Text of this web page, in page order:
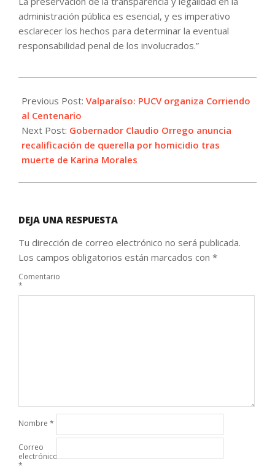
administración pública es esencial, y es imperativo
esclarecer los hechos para determinar la eventual
responsabilidad penal de los involucrados.”
11-
14
Previous Post: Valparaíso: PUCV organiza Corriendo
al Centenario
Next Post: Gobernador Claudio Orrego anuncia
recalificación de querella por homicidio tras
muerte de Karina Morales
DEJA UNA RESPUESTA
Tu dirección de correo electrónico no será publicada.
Los campos obligatorios están marcados con *
Comentario
*
Nombre *
Correo
electrónico
*